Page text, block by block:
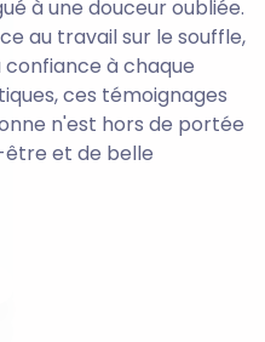
à une douceur oubliée.
au travail sur le souffle,
à chaque
ces témoignages
n'est hors de portée
être et de belle